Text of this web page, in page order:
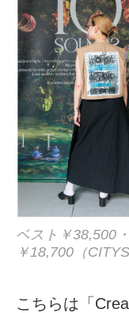
ベスト￥38,500
￥18,700（
こちらは「